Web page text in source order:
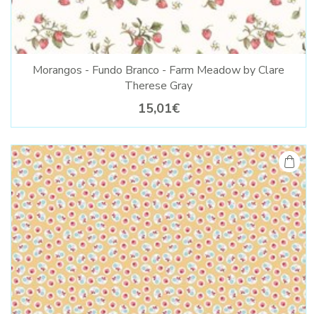
Morangos - Fundo Branco - Farm Meadow by Clare
Therese Gray
15,01€